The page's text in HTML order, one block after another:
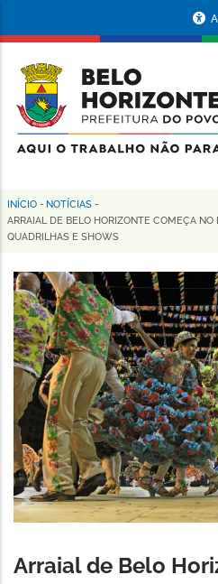
conteúdo
principal
da
Prefeitura
de
Horizonte
Trilha
de
navegação
INÍCIO - NOTÍCIAS -
ARRAIAL DE BELO HORIZONTE COMEÇA
QUADRILHAS E SHOWS
Arraial de Belo